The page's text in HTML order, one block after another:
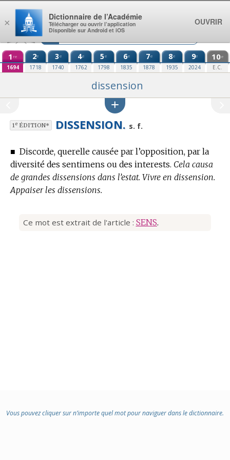
Aller au contenu
1 re
1694
2e
1718
3e
1740
4e
1762
5e
1798
6e
1835
7e
1878
8e
1935
9e
2024
10e
E.C.
dissension
1eÉDITION* DISSENSION. s. f.
■ Discorde, querelle causée par l’opposition, par la
diversité des sentimens ou des interests. Cela causa
de grandes dissensions dans l’estat. Vivre en dissension.
Appaiser les dissensions.
Ce mot est extrait de l'article : SENS.
Vous pouvez cliquer sur n’importe quel mot pour naviguer dans le dictionnaire.
×
Dictionnaire de l’Académie
Télécharger ou ouvrir l’application
Disponible sur Android et iOS
OUVRIR